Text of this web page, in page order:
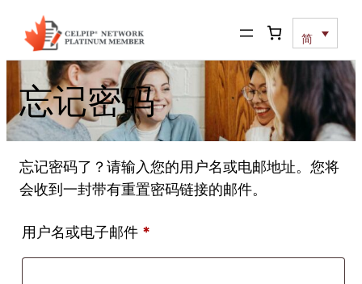
简
忘记密码
忘记密码了？请输入您的用户名或电邮地址。您将
会收到一封带有重置密码链接的邮件。
用户名或电子邮件 *
填